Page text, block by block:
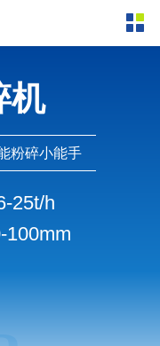
单轴撕碎机
液压粗碎机
机
粉碎小能手
25t/h
100mm